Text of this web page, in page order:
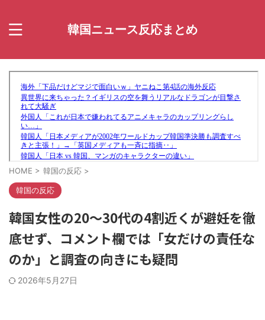
韓国ニュース反応まとめ
HOME > 韓国の反応 >
韓国の反応
韓国女性の20〜30代の4割近くが避妊を徹
底せず、コメント欄では「女だけの責任な
のか」と調査の向きにも疑問
2026年5月27日